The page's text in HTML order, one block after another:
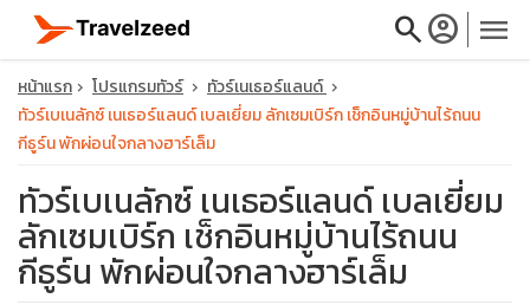
searchaccount_circle menu
close
travel_explore
หน้าแรก โปรแกรมทัวร์
ทัวร์เนเธอร์แลนด์
ทัวร์เบเนลักซ์ เนเธอร์แลนด์ เบลเยี่ยม ลักเซมเบิร์ก เช็กอินหมู่บ้านไร้ถนน
กีธูร์น พักผ่อนใจกลางฮาร์เล็ม
ทัวร์เบเนลักซ์ เนเธอร์แลนด์ เบลเยี่ยม
ลักเซมเบิร์ก เช็กอินหมู่บ้านไร้ถนน
กีธูร์น พักผ่อนใจกลางฮาร์เล็ม